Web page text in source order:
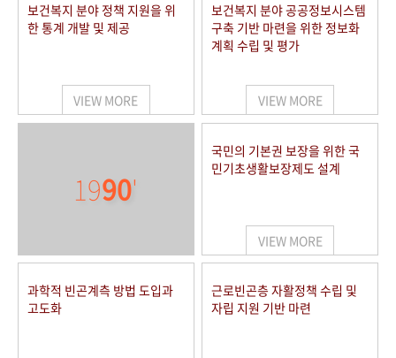
보건복지 분야 정책 지원을 위
한 통계 개발 및 제공
VIEW MORE
보건복지 분야 공공정보시스템
구축 기반 마련을 위한 정보화
계획 수립 및 평가
VIEW MORE
1990'
국민의 기본권 보장을 위한 국
민기초생활보장제도 설계
VIEW MORE
과학적 빈곤계측 방법 도입과
고도화
근로빈곤층 자활정책 수립 및
자립 지원 기반 마련